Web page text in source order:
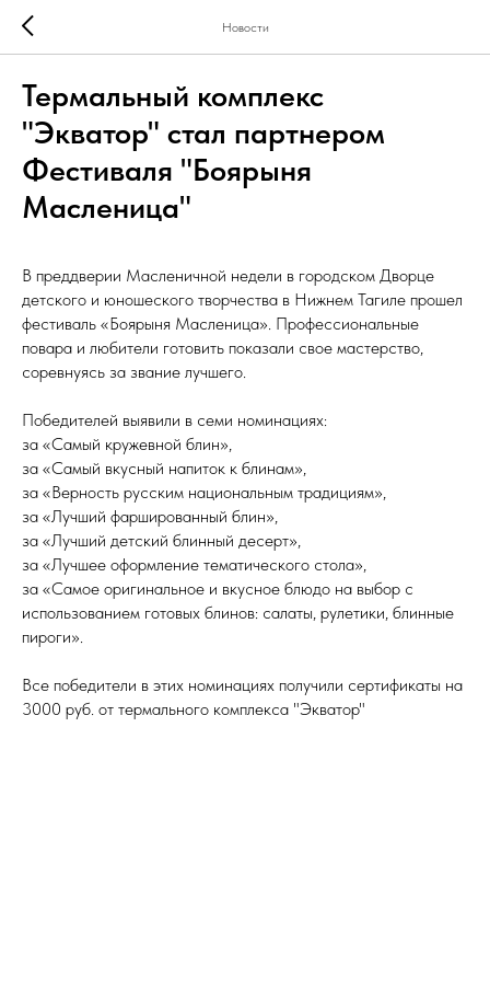
Новости
Термальный комплекс
"Экватор" стал партнером
Фестиваля "Боярыня
Масленица"
В преддверии Масленичной недели в городском Дворце
детского и юношеского творчества в Нижнем Тагиле прошел
фестиваль «Боярыня Масленица». Профессиональные
повара и любители готовить показали свое мастерство,
соревнуясь за звание лучшего.
Победителей выявили в семи номинациях:
за «Самый кружевной блин»,
за «Самый вкусный напиток к блинам»,
за «Верность русским национальным традициям»,
за «Лучший фаршированный блин»,
за «Лучший детский блинный десерт»,
за «Лучшее оформление тематического стола»,
за «Самое оригинальное и вкусное блюдо на выбор с
использованием готовых блинов: салаты, рулетики, блинные
пироги».
Все победители в этих номинациях получили сертификаты на
3000 руб. от термального комплекса "Экватор"